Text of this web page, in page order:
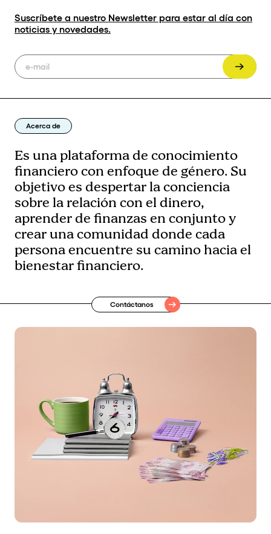
Suscríbete a nuestro Newsletter para estar al día con
noticias y novedades.
Acerca de
Es una plataforma de conocimiento
financiero con enfoque de género. Su
objetivo es despertar la conciencia
sobre la relación con el dinero,
aprender de finanzas en conjunto y
crear una comunidad donde cada
persona encuentre su camino hacia el
bienestar financiero.
Contáctanos